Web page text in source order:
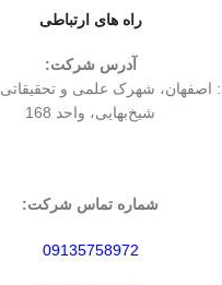
راه های ارتباطی
آدرس شرکت:
اصفهان، شهرک علمی و
شیخ‌بهایی، واحد 168
شماره تماس شرکت:
09135758972